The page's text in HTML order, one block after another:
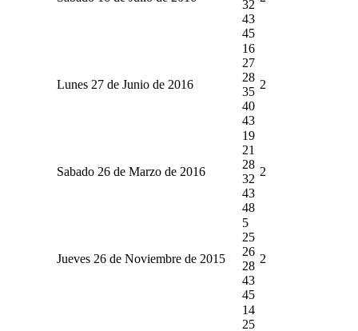
32
43
45
Lunes 27 de Junio de 2016
16
27
28
35
40
43
2
Sabado 26 de Marzo de 2016
19
21
28
32
43
48
2
Jueves 26 de Noviembre de 2015
5
25
26
28
43
45
2
14
25